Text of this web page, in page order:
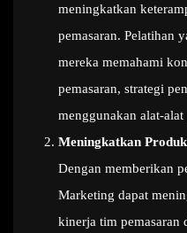
meningkatkan
pemasaran. Pelatihan
mereka memahami
pemasaran, strategi
menggunakan alat-alat
Meningkatkan
Dengan memberikan
Marketing dapat
kinerja tim pemasaran